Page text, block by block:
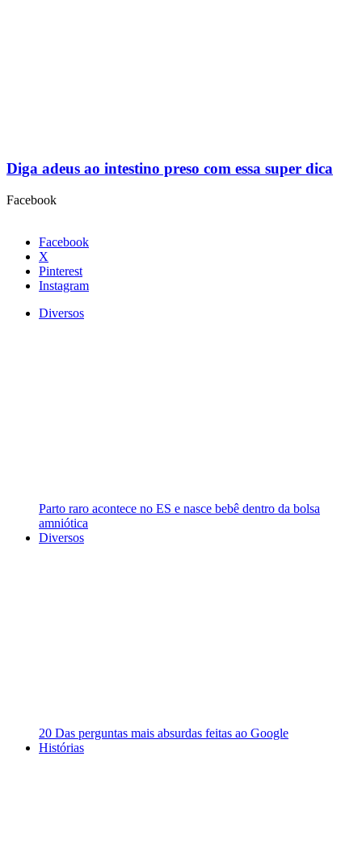
Diga adeus ao intestino preso com essa super dica
Facebook
Facebook
X
Pinterest
Instagram
Diversos
Parto raro acontece no ES e nasce bebê dentro da bolsa
amniótica
Diversos
20 Das perguntas mais absurdas feitas ao Google
Histórias